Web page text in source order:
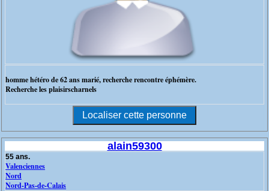
homme hétéro de 62 ans marié, recherche rencontre éphémère.
Recherche les plaisirscharnels
alain59300
55 ans.
Valenciennes
Nord
Nord-Pas-de-Calais